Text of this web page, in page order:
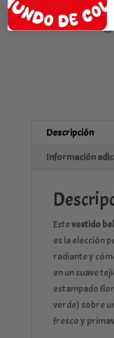
Descripción
Información
Estevestido
es la elección
radiante y
en un suave
estampado
verde) sobre
fresco y